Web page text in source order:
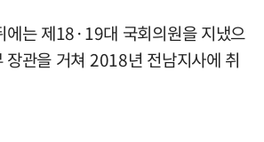
에는 제18·19대 국회의원을 지냈으
장관을 거쳐 2018년 전남지사에 취